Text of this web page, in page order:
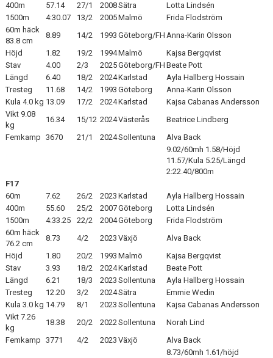
400m 57.14 27/1 2008Sätra
Lotta Lindsén
1500m
4:30.07 13/2 2005Malmö
Frida Flodström
60m häck
83.8 cm
8.89 14/2 1993 Göteborg/FH Anna-Karin Olsson
Höjd
1.82 19/2 1994Malmö
Kajsa Bergqvist
Stav
4.00 2/3 2025Göteborg/FH Beate Pott
Längd
6.40 18/2 2024Karlstad
Ayla Hallberg Hossain
Tresteg
11.68 14/2 1993 Göteborg
Anna-Karin Olsson
Kula 4.0 kg 13.09 17/2 2024Karlstad
Kajsa Cabanas Andersson
Vikt 9.08
kg
16.34 15/12 2024Västerås
Beatrice Lindberg
Femkamp 3670 21/1 2024Sollentuna
Alva Back
9.02/60mh 1.58/Höjd
11.57/Kula 5.25/Längd
2:22.40/800m
F17
60m
7.62 26/2 2023 Karlstad
Ayla Hallberg Hossain
400m
55.60 25/2 2007Göteborg
Lotta Lindsén
1500m
4:33.25 22/2 2004Göteborg
Frida Flodström
60m häck
76.2 cm
8.73 4/2 2023 Växjö
Alva Back
Höjd
1.80 20/2 1993 Malmö
Kajsa Bergqvist
Stav
3.93 18/2 2024Karlstad
Beate Pott
Längd
6.21 18/3 2023 Sollentuna
Ayla Hallberg Hossain
Tresteg
12.20 3/2 2024Sätra
Emmie Wedin
Kula 3.0 kg 14.79 8/1 2023 Sollentuna
Kajsa Cabanas Andersson
Vikt 7.26
kg
18.38 20/2 2022Sollentuna
Norah Lind
Femkamp 3771 4/2 2023 Växjö
Alva Back
8.73/60mh 1.61/höjd